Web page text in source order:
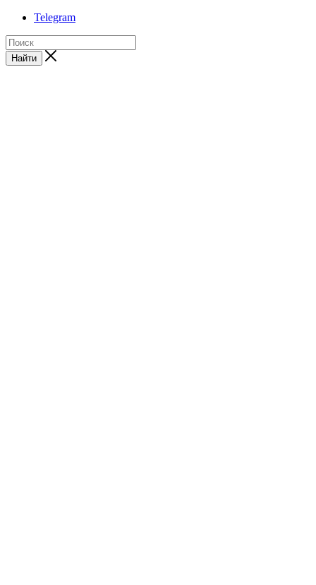
Telegram
Найти